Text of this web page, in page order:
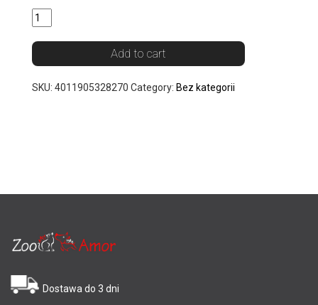
Add to cart
SKU: 4011905328270 Category: Bez kategorii
Dostawa do 3 dni